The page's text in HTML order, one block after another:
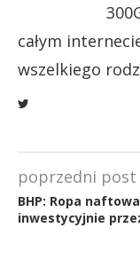
całym
wszelkiego
poprzedni post
BHP: Ropa
inwestycyjnie